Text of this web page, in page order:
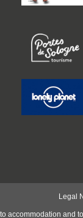
Legal
to accommodation and